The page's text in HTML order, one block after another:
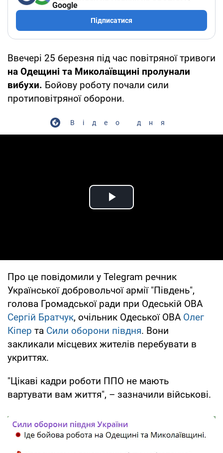
Google
Підписатися
Ввечері 25 березня під час повітряної тривоги
на Одещині та Миколаївщині пролунали
вибухи. Бойову роботу почали сили
протиповітряної оборони.
Відео дня
Play Video
Про це повідомили у Telegram речник
Української добровольчої армії "Південь",
голова Громадської ради при Одеській ОВА
Сергій Братчук, очільник Одеської ОВА Олег
Кіпер та Сили оборони півдня. Вони
закликали місцевих жителів перебувати в
укриттях.
"Цікаві кадри роботи ППО не мають
вартувати вам життя", – зазначили військові.